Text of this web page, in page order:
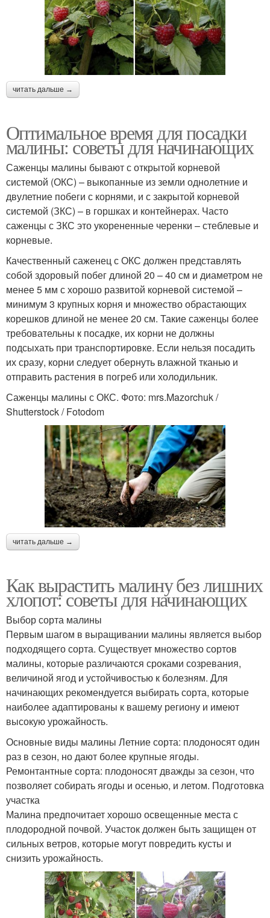
читать дальше →
Оптимальное время для посадки
малины: советы для начинающих
Саженцы малины бывают с открытой корневой
системой (ОКС) – выкопанные из земли однолетние и
двулетние побеги с корнями, и с закрытой корневой
системой (ЗКС) – в горшках и контейнерах. Часто
саженцы с ЗКС это укорененные черенки – стеблевые и
корневые.
Качественный саженец с ОКС должен представлять
собой здоровый побег длиной 20 – 40 см и диаметром не
менее 5 мм с хорошо развитой корневой системой –
минимум 3 крупных корня и множество обрастающих
корешков длиной не менее 20 см. Такие саженцы более
требовательны к посадке, их корни не должны
подсыхать при транспортировке. Если нельзя посадить
их сразу, корни следует обернуть влажной тканью и
отправить растения в погреб или холодильник.
Саженцы малины с ОКС. Фото: mrs.Mazorchuk /
Shutterstock / Fotodom
читать дальше →
Как вырастить малину без лишних
хлопот: советы для начинающих
Выбор сорта малины
Первым шагом в выращивании малины является выбор
подходящего сорта. Существует множество сортов
малины, которые различаются сроками созревания,
величиной ягод и устойчивостью к болезням. Для
начинающих рекомендуется выбирать сорта, которые
наиболее адаптированы к вашему региону и имеют
высокую урожайность.
Основные виды малины Летние сорта: плодоносят один
раз в сезон, но дают более крупные ягоды.
Ремонтантные сорта: плодоносят дважды за сезон, что
позволяет собирать ягоды и осенью, и летом. Подготовка
участка
Малина предпочитает хорошо освещенные места с
плодородной почвой. Участок должен быть защищен от
сильных ветров, которые могут повредить кусты и
снизить урожайность.